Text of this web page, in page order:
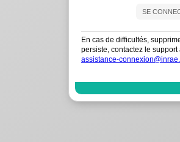
En cas de difficultés,
persiste, contactez le
assistance-